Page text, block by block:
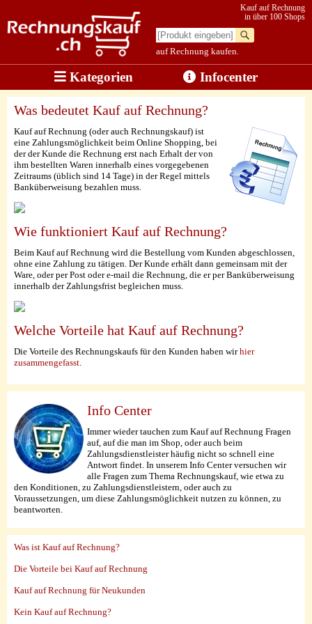
auf Rechnung kaufen.
Kauf auf Rechnung
in über 100 Shops
Kategorien Infocenter
Was bedeutet Kauf auf Rechnung?
Kauf auf Rechnung (oder auch Rechnungskauf) ist
eine Zahlungsmöglichkeit beim Online Shopping, bei
der der Kunde die Rechnung erst nach Erhalt der von
ihm bestellten Waren innerhalb eines vorgegebenen
Zeitraums (üblich sind 14 Tage) in der Regel mittels
Banküberweisung bezahlen muss.
Wie funktioniert Kauf auf Rechnung?
Beim Kauf auf Rechnung wird die Bestellung vom Kunden abgeschlossen,
ohne eine Zahlung zu tätigen. Der Kunde erhält dann gemeinsam mit der
Ware, oder per Post oder e-mail die Rechnung, die er per Banküberweisung
innerhalb der Zahlungsfrist begleichen muss.
Welche Vorteile hat Kauf auf Rechnung?
Die Vorteile des Rechnungskaufs für den Kunden haben wirhier
zusammengefasst.
Info Center
Immer wieder tauchen zum Kauf auf Rechnung Fragen
auf, auf die man im Shop, oder auch beim
Zahlungsdienstleister häufig nicht so schnell eine
Antwort findet. In unserem Info Center versuchen wir
alle Fragen zum Thema Rechnungskauf, wie etwa zu
den Konditionen, zu Zahlungsdienstleistern, oder auch zu
Voraussetzungen, um diese Zahlungsmöglichkeit nutzen zu können, zu
beantworten.
Was ist Kauf auf Rechnung?
Die Vorteile bei Kauf auf Rechnung
Kauf auf Rechnung für Neukunden
Kein Kauf auf Rechnung?